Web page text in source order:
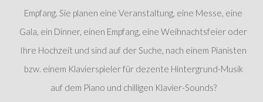
Empfang. Sie planen eine Veranstaltung, eine Messe, eine
Gala, ein Dinner, einen Empfang, eine Weihnachtsfeier oder
Ihre Hochzeit und sind auf der Suche, nach einem Pianisten
bzw. einem Klavierspieler für dezente Hintergrund-Musik
auf dem Piano und chilligen Klavier-Sounds?